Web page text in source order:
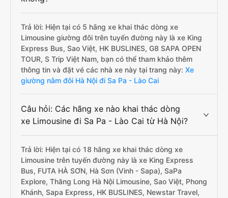
Trả lời: Hiện tại có 5 hãng xe khai thác dòng xe
Limousine giường đôi trên tuyến đường này là xe King
Express Bus, Sao Việt, HK BUSLINES, G8 SAPA OPEN
TOUR, S Trip Việt Nam, bạn có thể tham khảo thêm
thông tin và đặt vé các nhà xe này tại trang này: Xe
giường nằm đôi Hà Nội đi Sa Pa - Lào Cai
Câu hỏi: Các hãng xe nào khai thác dòng
xe Limousine đi Sa Pa - Lào Cai từ Hà Nội?
Trả lời: Hiện tại có 18 hãng xe khai thác dòng xe
Limousine trên tuyến đường này là xe King Express
Bus, FUTA HÀ SƠN, Hà Sơn (Vinh - Sapa), SaPa
Explore, Thăng Long Hà Nội Limousine, Sao Việt, Phong
Khánh, Sapa Express, HK BUSLINES, Newstar Travel,